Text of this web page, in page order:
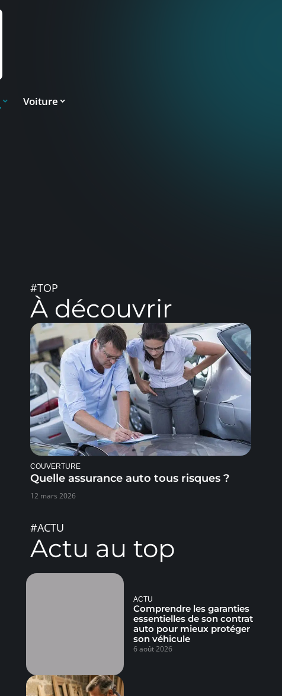
Voiture
#TOP
À découvrir
COUVERTURE
Quelle assurance auto tous risques ?
12 mars 2026
#ACTU
Actu au top
ACTU
Comprendre les garanties
essentielles de son contrat
auto pour mieux protéger
son véhicule
6 août 2026